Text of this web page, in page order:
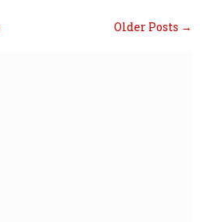
Older Posts →